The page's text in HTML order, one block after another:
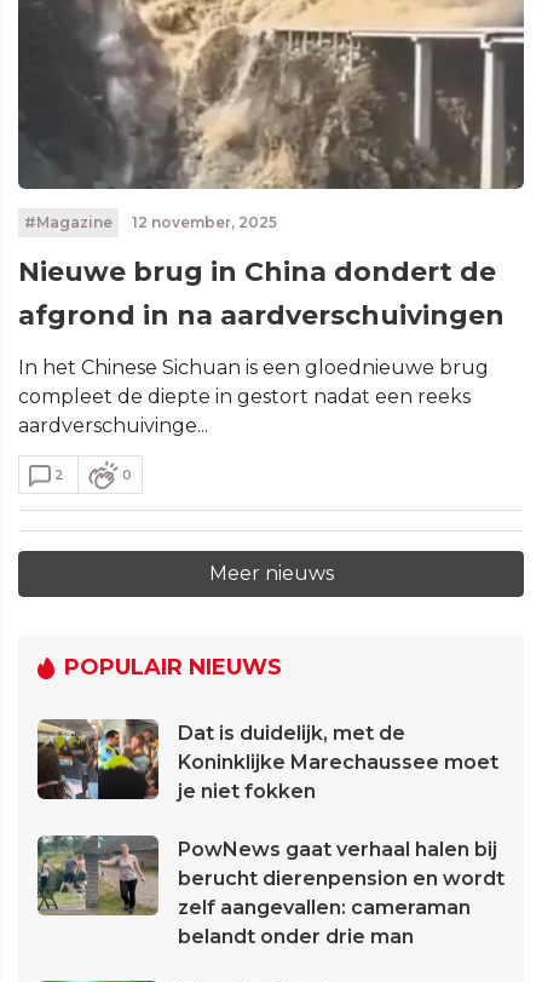
#Magazine 12 november, 2025
Nieuwe brug in China dondert de
afgrond in na aardverschuivingen
In het Chinese Sichuan is een gloednieuwe brug
compleet de diepte in gestort nadat een reeks
aardverschuivinge...
2 0
Meer nieuws
POPULAIR NIEUWS
Dat is duidelijk, met de
Koninklijke Marechaussee moet
je niet fokken
PowNews gaat verhaal halen bij
berucht dierenpension en wordt
zelf aangevallen: cameraman
belandt onder drie man